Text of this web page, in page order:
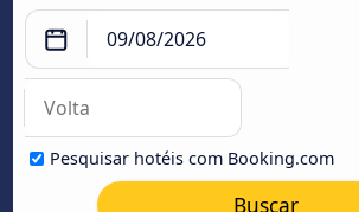
Pesquisar hotéis com Booking.com
Buscar